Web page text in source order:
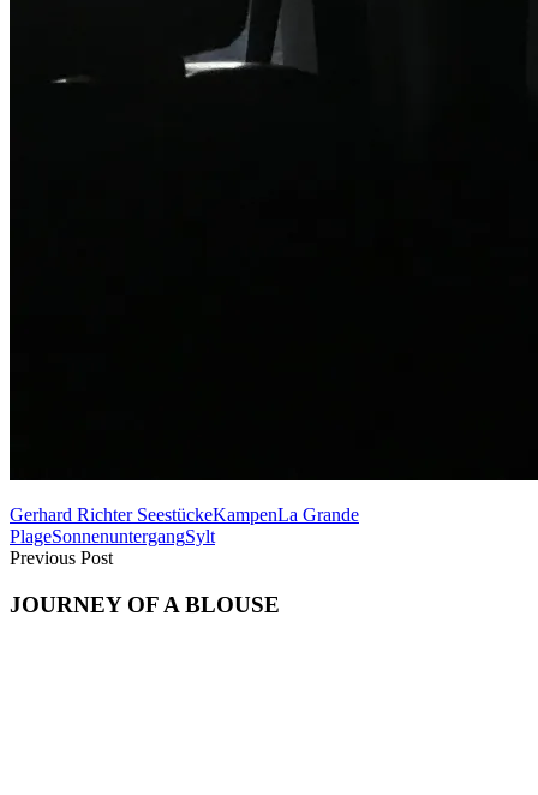
Gerhard Richter SeestückeKampenLa Grande
PlageSonnenuntergangSylt
Previous Post
JOURNEY OF A BLOUSE